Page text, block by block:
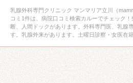
乳腺外科専門クリニック マンマリア立川（
コミ1件は、病院口コミ検索カルーでチェック
断、人間ドックがあります。外科専門医、乳腺
す。乳腺外来があります。土曜日診察・女医在